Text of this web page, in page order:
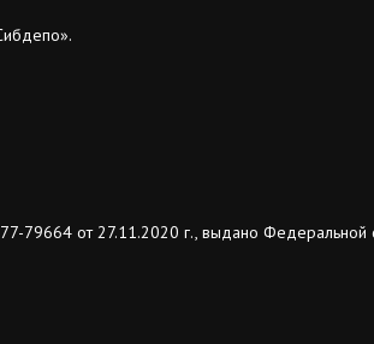
от 27.11.2020 г., выдано Федеральной